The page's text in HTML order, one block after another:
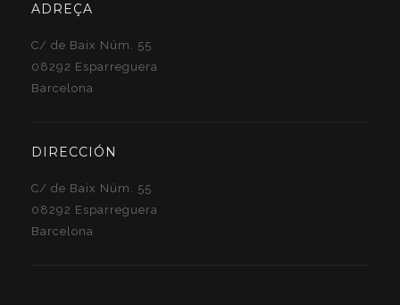
ADREÇA
C/ de Baix Núm. 55
08292 Esparreguera
Barcelona
DIRECCIÓN
C/ de Baix Núm. 55
08292 Esparreguera
Barcelona